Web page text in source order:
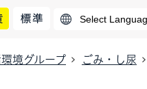
境グループ ごみ・し尿